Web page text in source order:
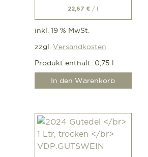
22,67 € / l
inkl. 19 % MwSt.
zzgl. Versandkosten
Produkt enthält: 0,75 l
In den Warenkorb